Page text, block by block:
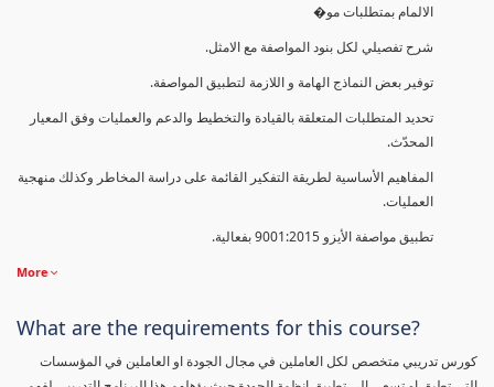
الالمام بمتطلبات مو�
شرح تفصيلي لكل بنود المواصفة مع الامثل.
توفير بعض النماذج الهامة و اللازمة لتطبيق المواصفة.
تحديد المتطلبات المتعلقة بالقيادة والتخطيط والدعم والعمليات وفق المعيار
المحدّث.
المفاهيم الأساسية لطريقة التفكير القائمة على دراسة المخاطر وكذلك منهجية
العمليات.
تطبيق مواصفة الأيزو 9001:2015 بفعالية.
More
What are the requirements for this course?
كورس تدريبي متخصص لكل العاملين في مجال الجودة او العاملين في المؤسسات